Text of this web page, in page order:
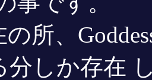
所、
分しか存在